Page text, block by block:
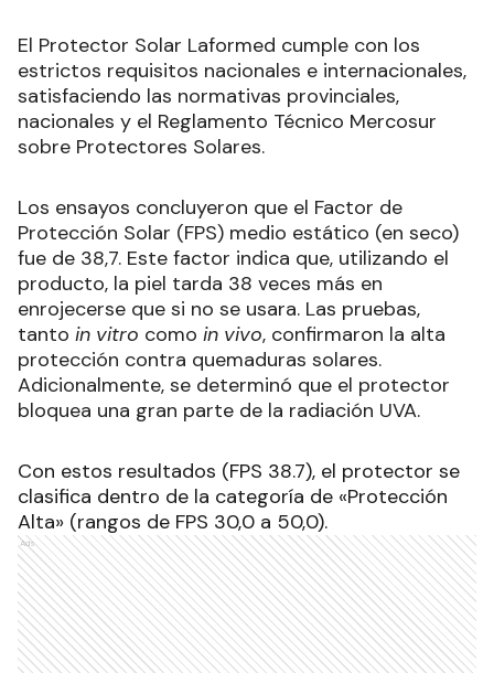
El Protector Solar Laformed cumple con los
estrictos requisitos nacionales e internacionales,
satisfaciendo las normativas provinciales,
nacionales y el Reglamento Técnico Mercosur
sobre Protectores Solares.
Los ensayos concluyeron que el Factor de
Protección Solar (FPS) medio estático (en seco)
fue de 38,7. Este factor indica que, utilizando el
producto, la piel tarda 38 veces más en
enrojecerse que si no se usara. Las pruebas,
tanto in vitro como in vivo, confirmaron la alta
protección contra quemaduras solares.
Adicionalmente, se determinó que el protector
bloquea una gran parte de la radiación UVA.
Con estos resultados (FPS 38.7), el protector se
clasifica dentro de la categoría de «Protección
Alta» (rangos de FPS 30,0 a 50,0).
Ads